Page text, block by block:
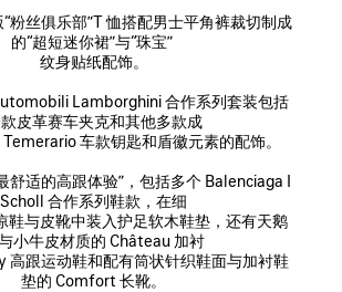
粉丝俱乐部”T 恤搭配男士平角裤裁切制成
的“超短迷你裙”与“珠宝”
纹身贴纸配饰。
Lamborghini 合作系列套装包括
皮革赛车夹克和其他多款成
车款钥匙和盾徽元素的配饰。
舒适的高跟体验”，包括多个 Balenciaga I
Scholl 合作系列鞋款，在细
鞋与皮靴中装入护足软木鞋垫，还有天鹅
小牛皮材质的 Château 加衬
高跟运动鞋和配有筒状针织鞋面与加衬鞋
垫的 Comfort 长靴。